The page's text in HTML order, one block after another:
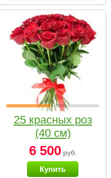
25 красных роз
(40 см)
6 500руб.
Купить